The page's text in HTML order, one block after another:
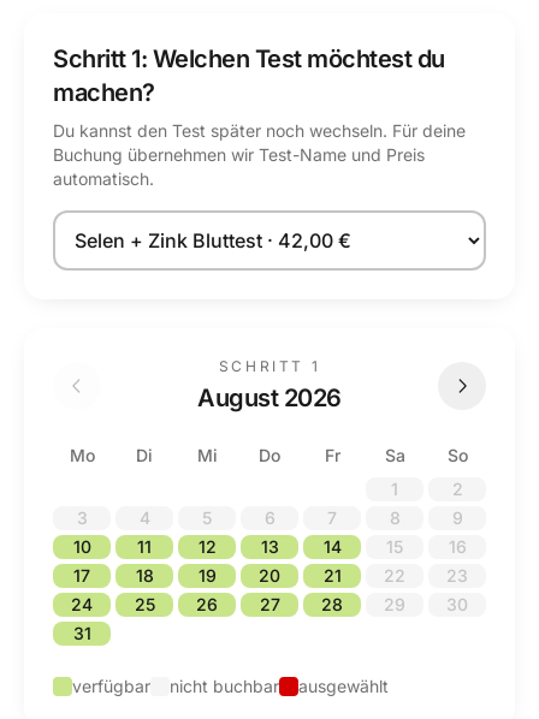
Schritt 1: Welchen Test möchtest du
machen?
Du kannst den Test später noch wechseln. Für deine
Buchung übernehmen wir Test-Name und Preis
automatisch.
Test auswählen
SCHRITT 1
August 2026
Mo Di Mi Do Fr Sa
So
1
2
3
4 5 6 7 8
9
10
11 12 13 14 15
16
17
18 19 20 21 22
23
24
25 26 27 28 29
30
31
verfügbar nicht buchbar ausgewählt